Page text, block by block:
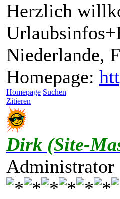
Herzlich
Niederlande,
Homepage:
Homepage Suchen
Zitieren
Dirk (Site-
Administrator